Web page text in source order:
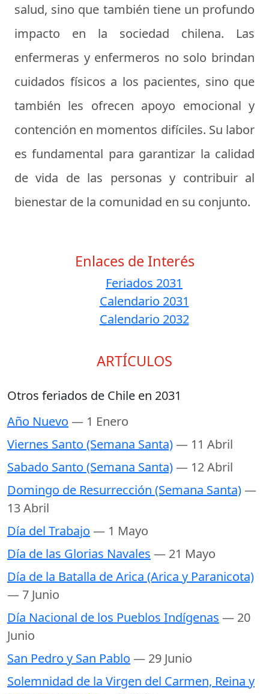
salud, sino que también tiene un profundo
impacto en la sociedad chilena. Las
enfermeras y enfermeros no solo brindan
cuidados físicos a los pacientes, sino que
también les ofrecen apoyo emocional y
contención en momentos difíciles. Su labor
es fundamental para garantizar la calidad
de vida de las personas y contribuir al
bienestar de la comunidad en su conjunto.
Enlaces de Interés
Feriados 2031
Calendario 2031
Calendario 2032
ARTÍCULOS
Otros feriados de Chile en 2031
Año Nuevo — 1 Enero
Viernes Santo (Semana Santa)— 11 Abril
Sabado Santo (Semana Santa)— 12 Abril
Domingo de Resurrección (Semana Santa)—
13 Abril
Día del Trabajo — 1 Mayo
Día de las Glorias Navales — 21 Mayo
Día de la Batalla de Arica (Arica y Paranicota)
— 7 Junio
Día Nacional de los Pueblos Indígenas — 20
Junio
San Pedro y San Pablo — 29 Junio
Solemnidad de la Virgen del Carmen, Reina y